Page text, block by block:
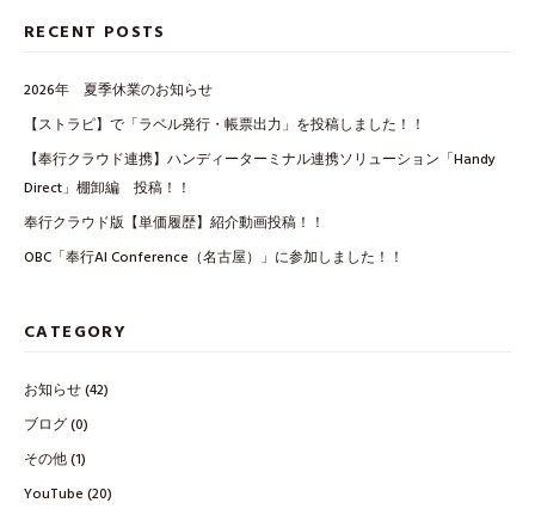
RECENT POSTS
2026年 夏季休業のお知らせ
【ストラピ】で「ラベル発行・帳票出力」を投稿しました！！
【奉行クラウド連携】ハンディーターミナル連携ソリューション「Handy
Direct」棚卸編 投稿！！
奉行クラウド版【単価履歴】紹介動画投稿！！
OBC「奉行AI Conference（名古屋）」に参加しました！！
CATEGORY
お知らせ(42)
ブログ(0)
その他(1)
YouTube (20)